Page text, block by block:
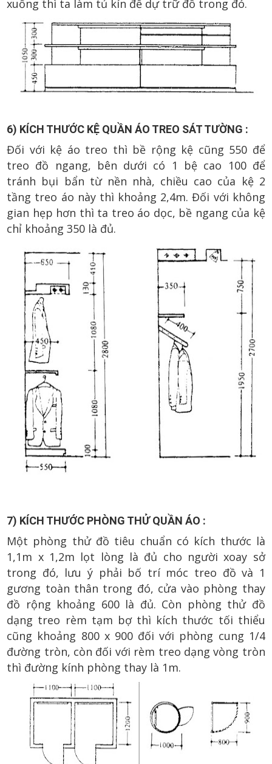
xuống thì ta làm tủ kín để dự trữ đồ trong đó.
6) KÍCH THƯỚC KỆ QUẦN ÁO TREO SÁT TƯỜNG :
Đối với kệ áo treo thì bề rộng kệ cũng 550 để
treo đồ ngang, bên dưới có 1 bệ cao 100 để
tránh bụi bẩn từ nền nhà, chiều cao của kệ 2
tầng treo áo này thì khoảng 2,4m. Đối với không
gian hẹp hơn thì ta treo áo dọc, bề ngang của kệ
chỉ khoảng 350 là đủ.
7) KÍCH THƯỚC PHÒNG THỬ QUẦN ÁO :
Một phòng thử đồ tiêu chuẩn có kích thước là
1,1m x 1,2m lọt lòng là đủ cho người xoay sở
trong đó, lưu ý phải bố trí móc treo đồ và 1
gương toàn thân trong đó, cửa vào phòng thay
đồ rộng khoảng 600 là đủ. Còn phòng thử đồ
dạng treo rèm tạm bợ thì kích thước tối thiểu
cũng khoảng 800 x 900 đối với phòng cung 1/4
đường tròn, còn đối với rèm treo dạng vòng tròn
thì đường kính phòng thay là 1m.